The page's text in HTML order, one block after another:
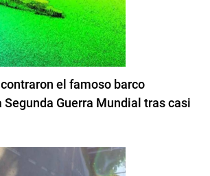
el famoso barco
Guerra Mundial tras casi